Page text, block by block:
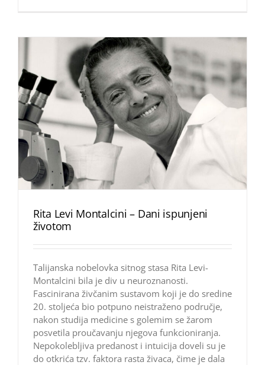
Rita Levi Montalcini – Dani ispunjeni
životom
Talijanska nobelovka sitnog stasa Rita Levi-
Montalcini bila je div u neuroznanosti.
Fascinirana živčanim sustavom koji je do sredine
20. stoljeća bio potpuno neistraženo područje,
nakon studija medicine s golemim se žarom
posvetila proučavanju njegova funkcioniranja.
Nepokolebljiva predanost i intuicija doveli su je
do otkrića tzv. faktora rasta živaca, čime je dala